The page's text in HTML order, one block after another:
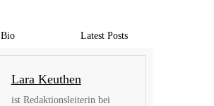
Bio Latest Posts
Lara Keuthen
ist Redaktionsleiterin bei